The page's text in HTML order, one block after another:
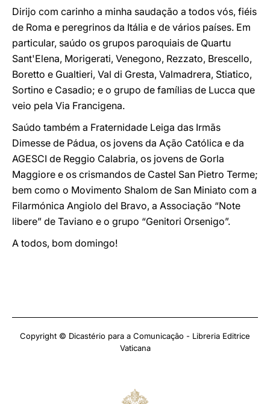
Dirijo com carinho a minha saudação a todos vós, fiéis
de Roma e peregrinos da Itália e de vários países. Em
particular, saúdo os grupos paroquiais de Quartu
Sant'Elena, Morigerati, Venegono, Rezzato, Brescello,
Boretto e Gualtieri, Val di Gresta, Valmadrera, Stiatico,
Sortino e Casadio; e o grupo de famílias de Lucca que
veio pela Via Francigena.
Saúdo também a Fraternidade Leiga das Irmãs
Dimesse de Pádua, os jovens da Ação Católica e da
AGESCI de Reggio Calabria, os jovens de Gorla
Maggiore e os crismandos de Castel San Pietro Terme;
bem como o Movimento Shalom de San Miniato com a
Filarmónica Angiolo del Bravo, a Associação “Note
libere” de Taviano e o grupo “Genitori Orsenigo”.
A todos, bom domingo!
Copyright © Dicastério para a Comunicação - Libreria Editrice
Vaticana